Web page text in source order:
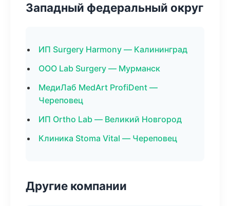
Западный федеральный округ
ИП Surgery Harmony — Калининград
ООО Lab Surgery — Мурманск
МедиЛаб MedArt ProfiDent —
Череповец
ИП Ortho Lab — Великий Новгород
Клиника Stoma Vital — Череповец
Другие компании